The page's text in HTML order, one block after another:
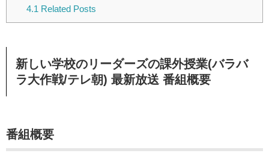
4.1 Related Posts
新しい学校のリーダーズの課外授業(バラバ
ラ大作戦/テレ朝) 最新放送 番組概要
番組概要